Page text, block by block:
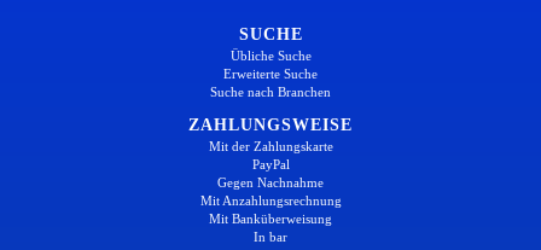
SUCHE
Übliche Suche
Erweiterte Suche
Suche nach Branchen
ZAHLUNGSWEISE
Mit der Zahlungskarte
PayPal
Gegen Nachnahme
Mit Anzahlungsrechnung
Mit Banküberweisung
In bar